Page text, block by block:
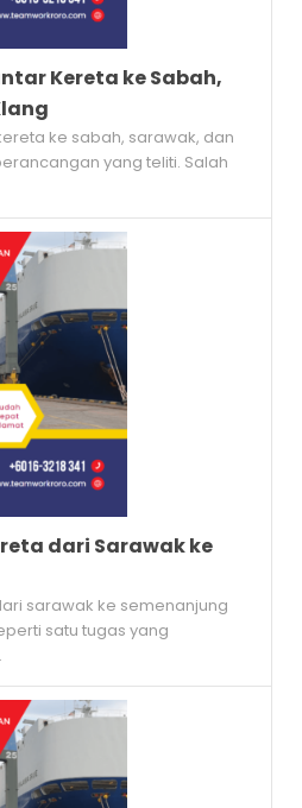
Kereta ke Sabah,
ke sabah, sarawak, dan
yang teliti. Salah
dari Sarawak ke
sarawak ke semenanjung
satu tugas yang